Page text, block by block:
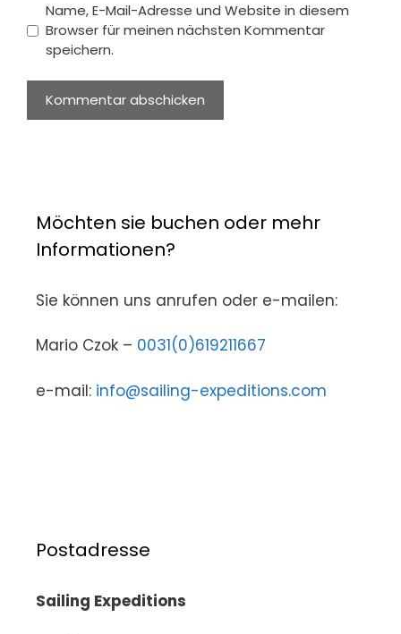
Name, E-Mail-Adresse und Website in diesem
Browser für meinen nächsten Kommentar
speichern.
Möchten sie buchen oder mehr
Informationen?
Sie können uns anrufen oder e-mailen:
Mario Czok – 0031(0)619211667
e-mail: info@sailing-expeditions.com
Postadresse
Sailing Expeditions